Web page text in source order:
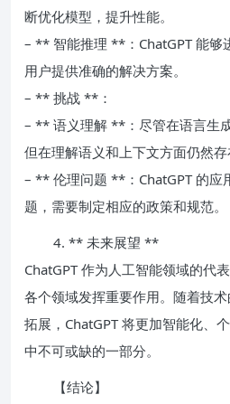
断优化模型，提升性能。
– ** 智能推理 **：ChatGPT 能够
用户提供准确的解决方案。
– ** 挑战 **：
– ** 语义理解 **：尽管在语言生
但在理解语义和上下文方面仍然存
– ** 伦理问题 **：ChatGPT 的应
题，需要制定相应的政策和规范。
4. ** 未来展望 **
ChatGPT 作为人工智能领域的代
各个领域发挥重要作用。随着技
拓展，ChatGPT 将更加智能化、
中不可或缺的一部分。
【结论】